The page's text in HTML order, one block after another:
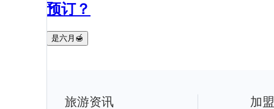
预订？
是六月🍯
旅游资讯 加